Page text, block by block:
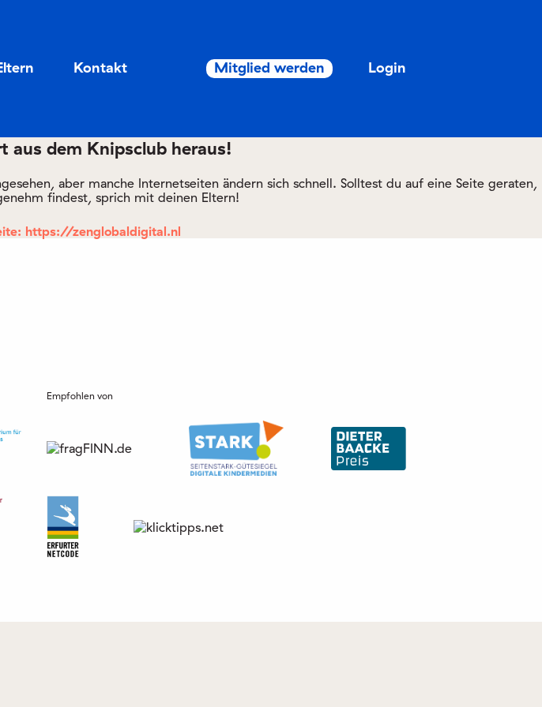
Kontakt Mitglied werden Login
dem Knipsclub heraus!
aber manche Internetseiten ändern sich schnell. Solltest du auf eine Seite geraten,
findest, sprich mit deinen Eltern!
https://zenglobaldigital.nl
Empfohlen von